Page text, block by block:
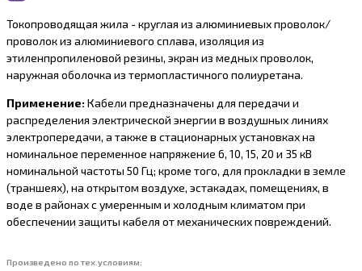
Токопроводящая жила - круглая из алюминиевых проволок/
проволок из алюминиевого сплава, изоляция из
этиленпропиленовой резины, экран из медных проволок,
наружная оболочка из термопластичного полиуретана.
Применение:Кабели предназначены для передачи и
распределения электрической энергии в воздушных линиях
электропередачи, а также в стационарных установках на
номинальное переменное напряжение 6, 10, 15, 20 и 35 кВ
номинальной частоты 50 Гц; кроме того, для прокладки в земле
(траншеях), на открытом воздухе, эстакадах, помещениях, в
воде в районах с умеренным и холодным климатом при
обеспечении защиты кабеля от механических повреждений.
Произведено по тех.условиям: